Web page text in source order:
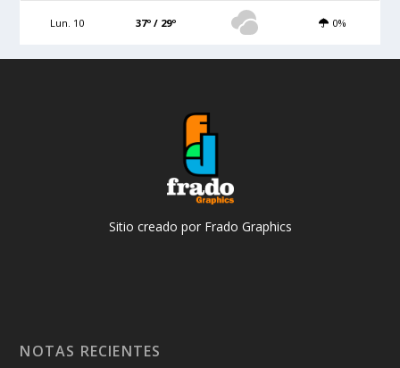
Lun. 10 37º / 29º 0%
Sitio creado por Frado Graphics
NOTAS RECIENTES